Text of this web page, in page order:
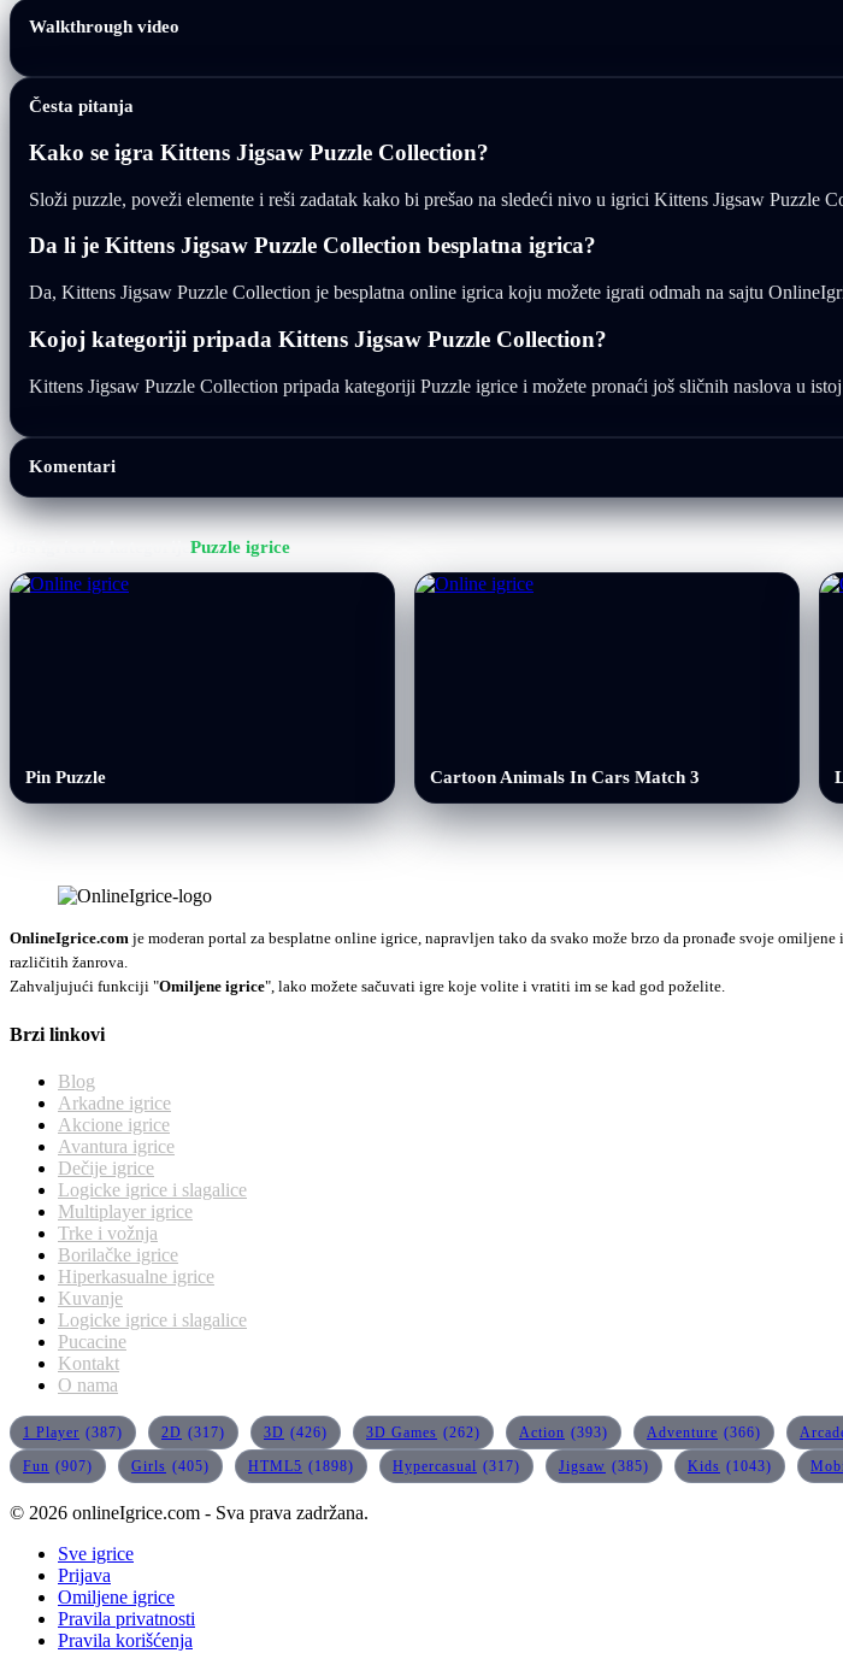
Walkthrough video
Česta pitanja
Kako se igra Kittens Jigsaw Puzzle Collection?
Složi puzzle, poveži elemente i reši zadatak kako bi prešao na sledeći nivo u igrici Kittens Jigsaw Puzzle
Da li je Kittens Jigsaw Puzzle Collection besplatna igrica?
Da, Kittens Jigsaw Puzzle Collection je besplatna online igrica koju možete igrati odmah na sajtu
Kojoj kategoriji pripada Kittens Jigsaw Puzzle Collection?
Kittens Jigsaw Puzzle Collection pripada kategoriji Puzzle igrice i možete pronaći još sličnih naslova u
Komentari
Puzzle igrice
Pin Puzzle Cartoon Animals In Cars Match 3
OnlineIgrice.com je moderan portal za besplatne online igrice, napravljen tako da svako može brzo da pronađe svoje
različitih žanrova.
Zahvaljujući funkciji "Omiljene igrice", lako možete sačuvati igre koje volite i vratiti im se kad god poželite.
Brzi linkovi
Blog
Arkadne igrice
Akcione igrice
Avantura igrice
Dečije igrice
Logicke igrice i slagalice
Multiplayer igrice
Trke i vožnja
Borilačke igrice
Hiperkasualne igrice
Kuvanje
Logicke igrice i slagalice
Pucacine
Kontakt
O nama
1 Player (387) 2D (317) 3D (426) 3D Games (262) Action (393) Adventure (366)
Fun (907) Girls (405) HTML5 (1898) Hypercasual (317) Jigsaw (385) Kids (1043)
© 2026 onlineIgrice.com - Sva prava zadržana.
Sve igrice
Prijava
Omiljene igrice
Pravila privatnosti
Pravila korišćenja